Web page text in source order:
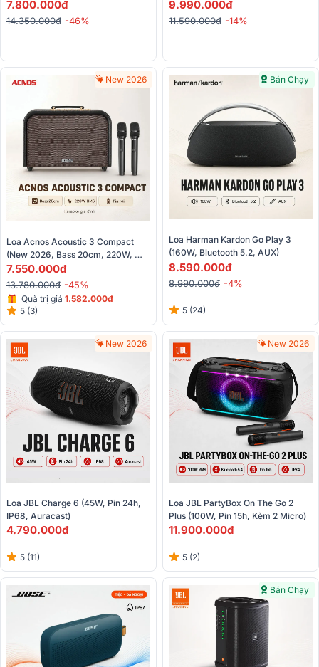
Dây)
7.800.000đ
14.350.000đ -46%
9.990.000đ
11.590.000đ -14%
New 2026
Loa Acnos Acoustic 3 Compact
(New 2026, Bass 20cm, 220W,
Quai Xách, Pin Rời, Kèm 2 Micro)
7.550.000đ
13.780.000đ -45%
Quà trị giá 1.582.000đ
5 (3)
Bán Chạy
Loa Harman Kardon Go Play 3
(160W, Bluetooth 5.2, AUX)
8.590.000đ
8.990.000đ -4%
5 (24)
New 2026
Loa JBL Charge 6 (45W, Pin 24h,
IP68, Auracast)
4.790.000đ
5 (11)
New 2026
Loa JBL PartyBox On The Go 2
Plus (100W, Pin 15h, Kèm 2 Micro)
11.900.000đ
5 (2)
Bán Chạy